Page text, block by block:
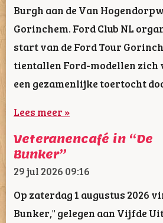
Burgh aan de Van
Gorinchem. Ford Club NL
start van de Ford Tour
tientallen Ford-modellen zich
een gezamenlijke toertocht
Lees meer »
Veteranencafé in “De
Bunker”
29 jul 2026 09:16
Op zaterdag 1 augustus 2026
Bunker," gelegen aan Vijfde